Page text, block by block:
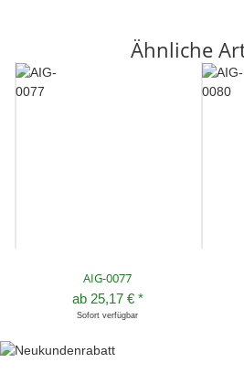
Ähnliche
AIG-0077
ab 25,17 € *
Sofort verfügbar